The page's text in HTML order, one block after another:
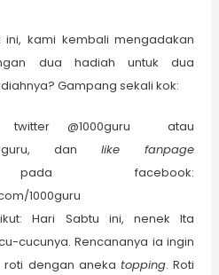
ini, kami kembali mengadakan
dua hadiah untuk dua
Gampang sekali kok:
@1000guru atau
danlike fanpage
pada facebook:
1000guru
Hari Sabtu ini, nenek Ita
cucunya. Rencananya ia ingin
roti dengan anekatopping. Roti